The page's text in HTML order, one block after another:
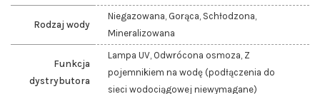
Rodzaj wody
Niegazowana, Gorąca, Schłodzona,
Mineralizowana
Funkcja
dystrybutora
Lampa UV, Odwrócona osmoza, Z
pojemnikiem na wodę (podłączenia do
sieci wodociągowej niewymagane)